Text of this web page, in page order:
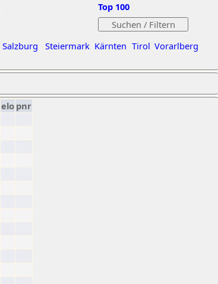
Salzburg Steiermark Kärnten Tirol Vorarlberg
Top 100
elo pnr